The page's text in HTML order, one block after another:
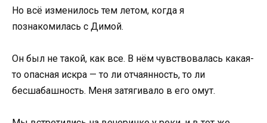
Но всё изменилось тем летом, когда я
познакомилась с Димой.
Он был не такой, как все. В нём чувствовалась какая-
то опасная искра — то ли отчаянность, то ли
бесшабашность. Меня затягивало в его омут.